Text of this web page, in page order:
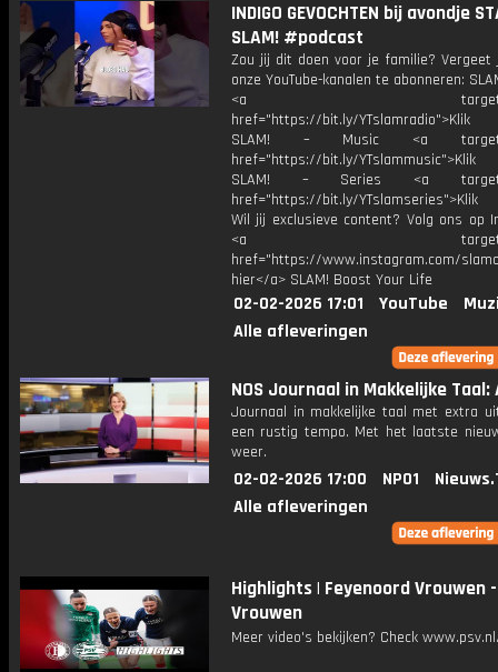
INDIGO GEVOCHTEN bij avondje
SLAM! #podcast
Zou jij dit doen voor je familie? Vergeet
onze YouTube-kanalen te abonneren:
<a
href="https://bit.ly/
SLAM! – Music <a
href="https://bit.ly/
SLAM! – Series <a
href="https://bit.ly/
Wil jij exclusieve content? Volg ons op
<a
href="https://www.instagram.com/
hier</a> SLAM! Boost Your Life
02-02-2026 17:01 YouTube
Alle afleveringen
NOS Journaal in Makkelijke
Journaal in makkelijke taal met extra
een rustig tempo. Met het laatste
weer.
02-02-2026 17:00 NPO1
Alle afleveringen
Highlights | Feyenoord Vrouwen -
Vrouwen
Meer video's bekijken? Check